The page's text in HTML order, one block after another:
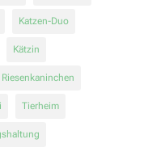
Katzen-Duo
Kätzin
Riesenkaninchen
Tierheim